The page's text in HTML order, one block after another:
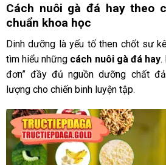
Cách nuôi gà đá hay theo
chuẩn khoa học
Dinh dưỡng là yếu tố then chốt sư
tìm hiểu những cách nuôi gà đá hay.
đơn” đầy đủ nguồn dưỡng chất
lượng cho chiến binh luyện tập.